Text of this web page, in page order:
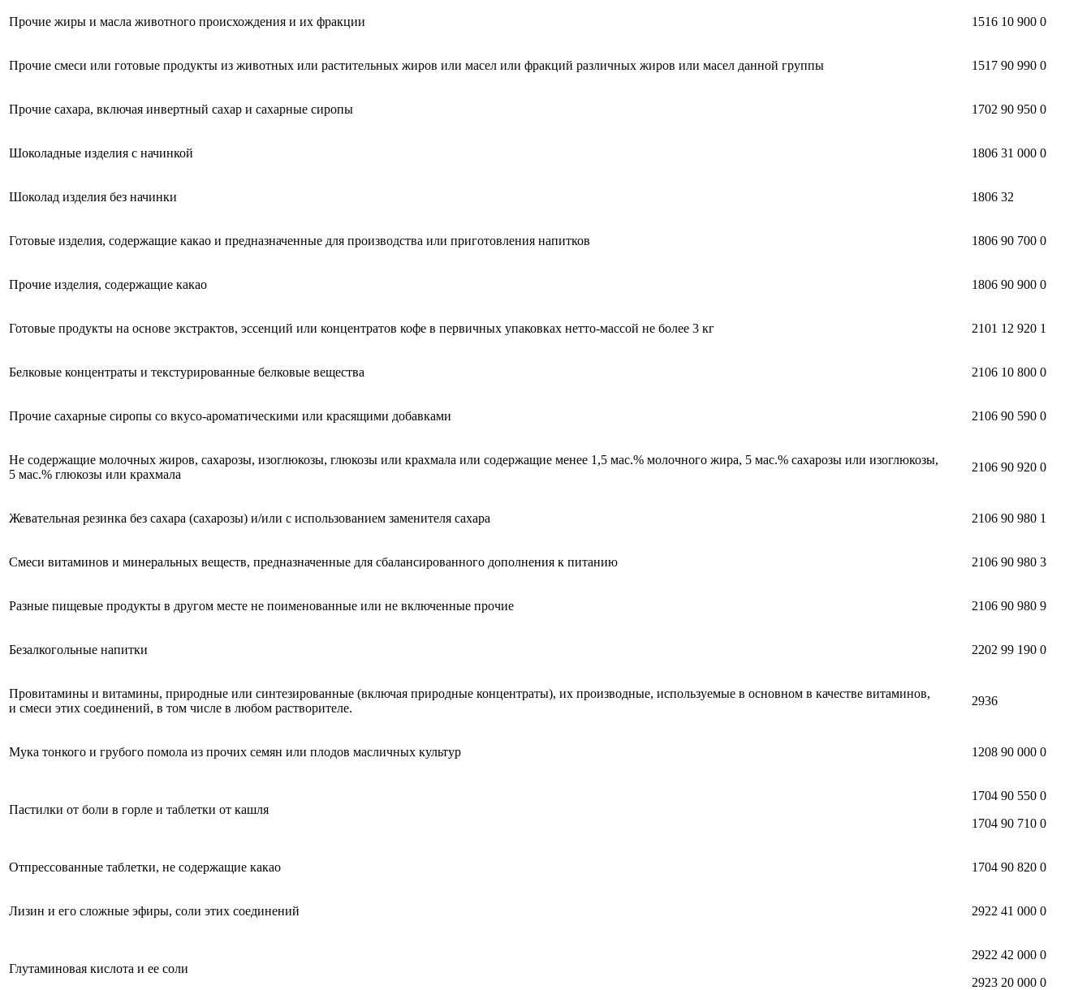
Прочие жиры и масла животного происхождения и их фракции 1516 10 900 0
Прочие смеси или готовые продукты из животных или растительных жиров или масел или фракций различных жиров или масел данной группы 1517 90 990 0
Прочие сахара, включая инвертный сахар и сахарные сиропы 1702 90 950 0
Шоколадные изделия с начинкой 1806 31 000 0
Шоколад изделия без начинки 1806 32
Готовые изделия, содержащие какао и предназначенные для производства или приготовления напитков 1806 90 700 0
Прочие изделия, содержащие какао 1806 90 900 0
Готовые продукты на основе экстрактов, эссенций или концентратов кофе в первичных упаковках нетто-массой не более 3 кг 2101 12 920 1
Белковые концентраты и текстурированные белковые вещества 2106 10 800 0
Прочие сахарные сиропы со вкусо-ароматическими или красящими добавками 2106 90 590 0
Не содержащие молочных жиров, сахарозы, изоглюкозы, глюкозы или крахмала или содержащие менее 1,5 мас.% молочного жира, 5 мас.% сахарозы или изоглюкозы,
5 мас.% глюкозы или крахмала
2106 90 920 0
Жевательная резинка без сахара (сахарозы) и/или с использованием заменителя сахара 2106 90 980 1
Смеси витаминов и минеральных веществ, предназначенные для сбалансированного дополнения к питанию 2106 90 980 3
Разные пищевые продукты в другом месте не поименованные или не включенные прочие 2106 90 980 9
Безалкогольные напитки 2202 99 190 0
Провитамины и витамины, природные или синтезированные (включая природные концентраты), их производные, используемые в основном в качестве витаминов,
и смеси этих соединений, в том числе в любом растворителе.
2936
Мука тонкого и грубого помола из прочих семян или плодов масличных культур 1208 90 000 0
Пастилки от боли в горле и таблетки от кашля
1704 90 550 0
1704 90 710 0
Отпрессованные таблетки, не содержащие какао 1704 90 820 0
Лизин и его сложные эфиры, соли этих соединений 2922 41 000 0
Глутаминовая кислота и ее соли
2922 42 000 0
2923 20 000 0